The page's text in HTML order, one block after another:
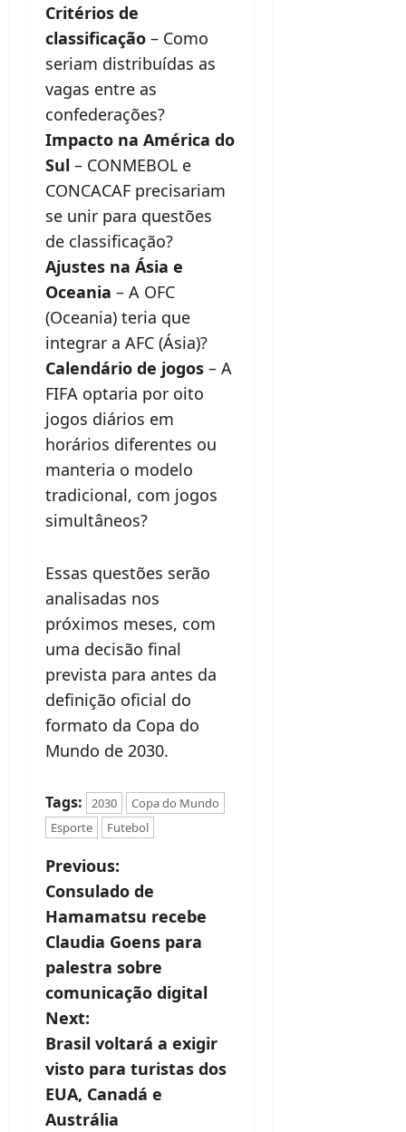
Critérios de
classificação – Como
seriam distribuídas as
vagas entre as
confederações?
Impacto na América do
Sul – CONMEBOL e
CONCACAF precisariam
se unir para questões
de classificação?
Ajustes na Ásia e
Oceania – A OFC
(Oceania) teria que
integrar a AFC (Ásia)?
Calendário de jogos – A
FIFA optaria por oito
jogos diários em
horários diferentes ou
manteria o modelo
tradicional, com jogos
simultâneos?
Essas questões serão
analisadas nos
próximos meses, com
uma decisão final
prevista para antes da
definição oficial do
formato da Copa do
Mundo de 2030.
Tags: 2030
Copa do Mundo
Esporte
Futebol
P
o
s
t
n
a
v
i
Previous:
Consulado de
Hamamatsu recebe
Claudia Goens para
palestra sobre
comunicação digital
Next:
Brasil voltará a exigir
visto para turistas dos
EUA, Canadá e
Austrália